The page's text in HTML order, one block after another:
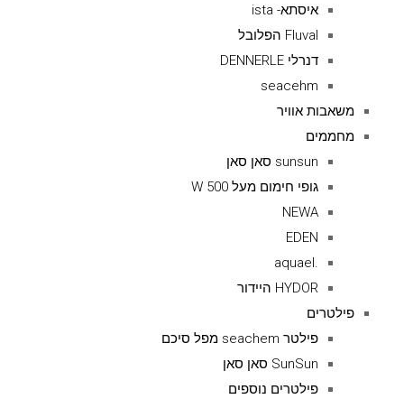
איסתא- ista
Fluval הפלובל
דנרלי DENNERLE
seacehm
משאבות אוויר
מחממים
sunsun סאן סאן
גופי חימום מעל 500 W
NEWA
EDEN
.aquael
HYDOR היידור
פילטרים
פילטר seachem מפל סיכם
SunSun סאן סאן
פילטרים נוספים